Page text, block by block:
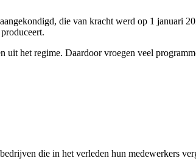
die van kracht werd op 1 januari
het regime. Daardoor vroegen veel
die in het verleden hun medewerkers